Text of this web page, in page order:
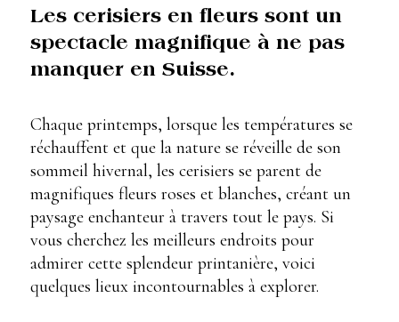
Les cerisiers en fleurs sont un
spectacle magnifique à ne pas
manquer en Suisse.
Chaque printemps, lorsque les températures se
réchauffent et que la nature se réveille de son
sommeil hivernal, les cerisiers se parent de
magnifiques fleurs roses et blanches, créant un
paysage enchanteur à travers tout le pays. Si
vous cherchez les meilleurs endroits pour
admirer cette splendeur printanière, voici
quelques lieux incontournables à explorer.